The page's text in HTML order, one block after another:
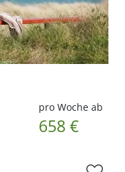
pro Woche ab
658 €